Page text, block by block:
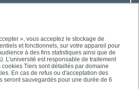
», vous acceptez le stockage de
et fonctionnels, sur votre appareil pour
à des fins statistiques ainsi que de
L'université est responsable de traitement
Tiers sont détaillés par domaine
En cas de refus ou d'acceptation des
seront sauvegardés pour une durée de 6